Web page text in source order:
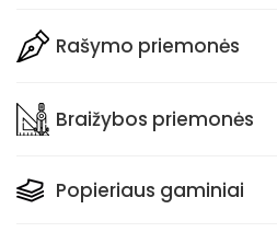
Rašymo priemonės
Braižybos priemonės
Popieriaus gaminiai
PLAČIAU